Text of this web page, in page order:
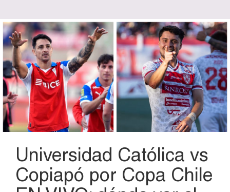
Universidad Católica vs
Copiapó por Copa Chile